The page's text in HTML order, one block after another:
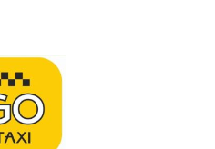
класс — возрастные
автомобилей по спеццене